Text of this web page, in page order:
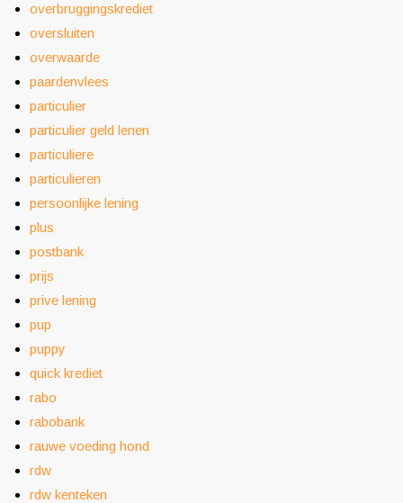
overbruggingskrediet
oversluiten
overwaarde
paardenvlees
particulier
particulier geld lenen
particuliere
particulieren
persoonlijke lening
plus
postbank
prijs
prive lening
pup
puppy
quick krediet
rabo
rabobank
rauwe voeding hond
rdw
rdw kenteken